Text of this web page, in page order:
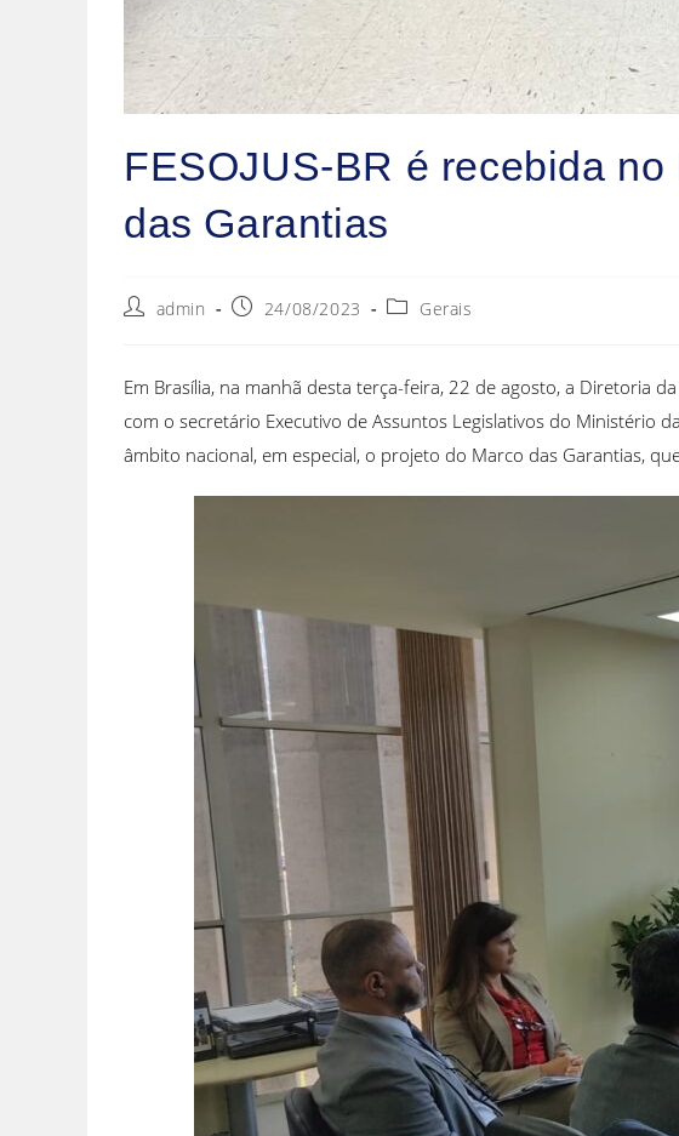
FESOJUS-BR é recebida
das Garantias
admin 24/08/2023 Gerais
Em Brasília, na manhã desta terça-feira, 22 de agosto, a Diretoria
com o secretário Executivo de Assuntos Legislativos do Ministério
âmbito nacional, em especial, o projeto do Marco das Garantias,